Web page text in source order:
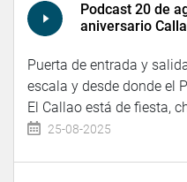
Podcast 20 de
aniversario
Puerta de entrada y
escala y desde donde el
El Callao está de fiesta,
25-08-2025